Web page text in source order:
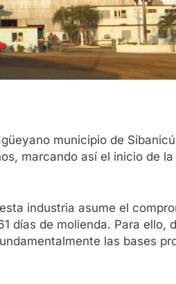
municipio de
marcando así el inicio de
industria asume el
días de molienda. Para ello,
las bases